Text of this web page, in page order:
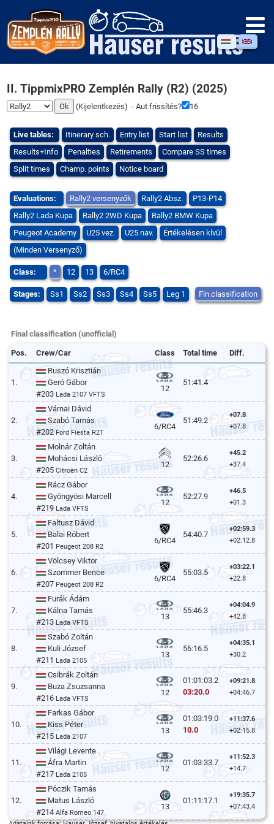
II. TippmixPRO Zemplén Rally (R2) (2025)
(Kijelentkezés) - Aut frissítés? 16
Live tables: Itinerary sch. Entry list Start list
Results
Results+Info
Penalties Retirements
Compare SS times
Split times
Champ. points Notice board
Evaluations: Rally2 versenyzők Rally2 Absz.
P13-P14
Rally2 Lada Kupa
Rally2 2WD Kupa
Rally2 BMW Kupa
Peugeot Academy
U25 vez. U25 nav.
Értékelésen kívül
(Minden Versenyző)
Class: * 12 13 6/RC4
Stages: Ss1 Ss2 Ss3 Ss4 Ss5 Leg 1 Fin.classification
Final classification (unofficial)
Pos. Crew/Car Class Total time Diff.
1.
Ruszó Krisztián
Geró Gábor
#203 Lada 2107 VFTS
12
51:41.4
2.
Várnai Dávid
Szabó Tamás
#202 Ford Fiesta R2T
6/RC4
51:49.2
+07.8
+07.8
3.
Molnár Zoltán
Mohácsi László
#205Citroën C2
12
52:26.6
+45.2
+37.4
4.
Rácz Gábor
Gyöngyösi Marcell
#219 Lada VFTS
12
52:27.9
+46.5
+01.3
5.
Faltusz Dávid
Balai Róbert
#201 Peugeot 208 R2
6/RC4
54:40.7
+02:59.3
+02:12.8
6.
Völcsey Viktor
Szommer Bence
#207 Peugeot 208 R2
6/RC4
55:03.5
+03:22.1
+22.8
7.
Furák Ádám
Kálna Tamás
#213Lada VFTS
13
55:46.3
+04:04.9
+42.8
8.
Szabó Zoltán
Kuli József
#211 Lada 2105
13
56:16.5
+04:35.1
+30.2
9.
Csibrák Zoltán
Buza Zsuzsanna
#216 Lada VFTS
12
01:01:03.2
03:20.0
+09:21.8
+04:46.7
10.
Farkas Gábor
Kiss Péter
#215 Lada 2107
13
01:03:19.0
10.0
+11:37.6
+02:15.8
11.
Világi Levente
Áfra Martin
#217Lada 2105
12
01:03:33.7
+11:52.3
+14.7
12.
Póczik Tamás
Matus László
#214Alfa Romeo 147
13
01:11:17.1
+19:35.7
+07:43.4